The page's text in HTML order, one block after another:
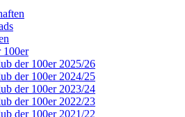
100er
der 100er 2025/26
der 100er 2024/25
der 100er 2023/24
der 100er 2022/23
der 100er 2021/22